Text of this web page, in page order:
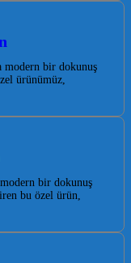
modern bir dokunuş
ürünümüz,
bir dokunuş
bu özel ürün,